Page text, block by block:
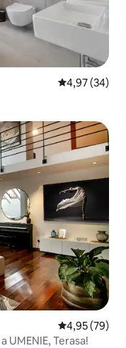
Priemerné
4,97 (34)
Priemerné
4,95 (79)
UMENIE, Terasa!